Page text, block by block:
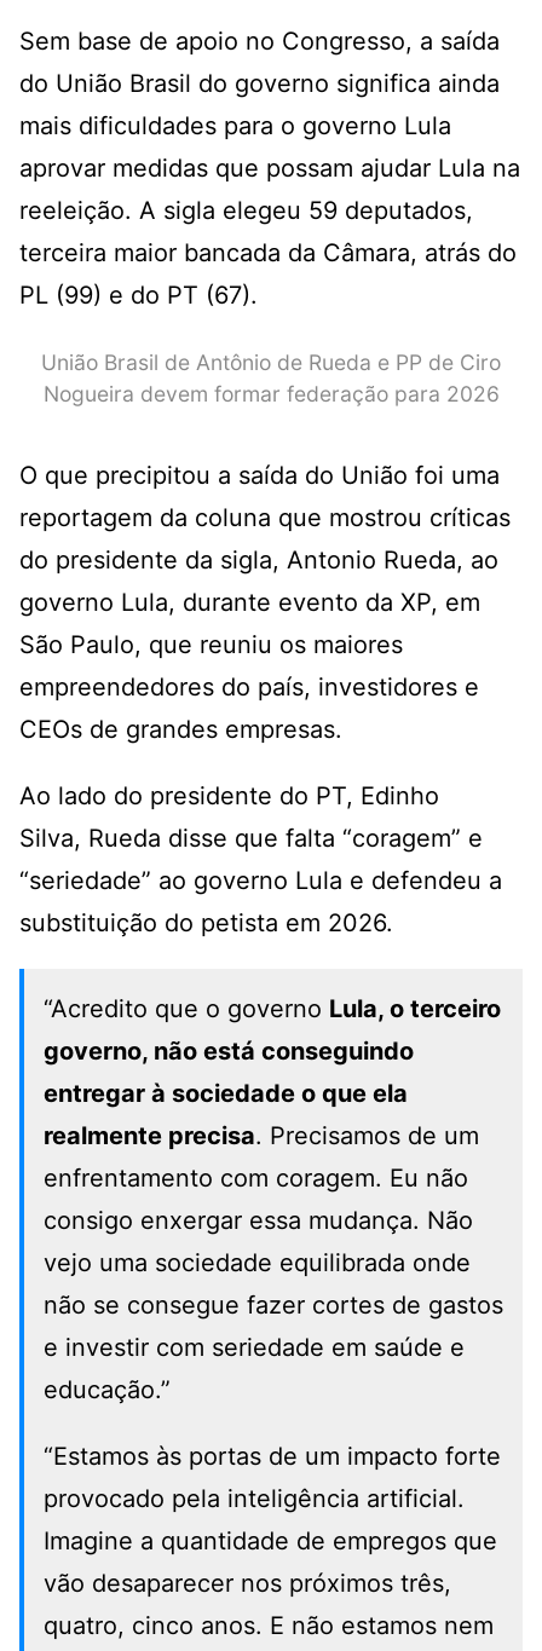
Sem base de apoio no Congresso, a saída
do União Brasil do governo significa ainda
mais dificuldades para o governo Lula
aprovar medidas que possam ajudar Lula na
reeleição. A sigla elegeu 59 deputados,
terceira maior bancada da Câmara, atrás do
PL (99) e do PT (67).
União Brasil de Antônio de Rueda e PP de Ciro
Nogueira devem formar federação para 2026
O que precipitou a saída do União foi uma
reportagem da coluna que mostrou críticas
do presidente da sigla, Antonio Rueda, ao
governo Lula, durante evento da XP, em
São Paulo, que reuniu os maiores
empreendedores do país, investidores e
CEOs de grandes empresas.
Ao lado do presidente do PT, Edinho
Silva, Rueda disse que falta “coragem” e
“seriedade” ao governo Lula e defendeu a
substituição do petista em 2026.
“Acredito que o governo Lula, o terceiro
governo, não está conseguindo
entregar à sociedade o que ela
realmente precisa. Precisamos de um
enfrentamento com coragem. Eu não
consigo enxergar essa mudança. Não
vejo uma sociedade equilibrada onde
não se consegue fazer cortes de gastos
e investir com seriedade em saúde e
educação.”
“Estamos às portas de um impacto forte
provocado pela inteligência artificial.
Imagine a quantidade de empregos que
vão desaparecer nos próximos três,
quatro, cinco anos. E não estamos nem